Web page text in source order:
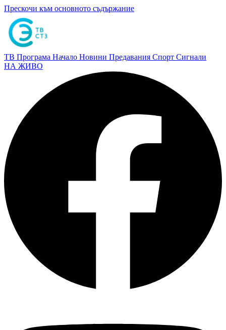
Прескочи към основното съдържание
ТВ Програма Начало Новини Предавания Спорт Сигнали
НА ЖИВО